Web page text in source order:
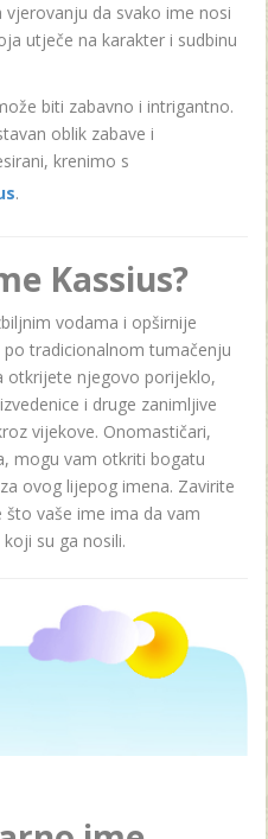
da svako ime nosi
utječe na karakter i sudbinu
biti zabavno i intrigantno.
oblik zabave i
krenimo s
.
Kassius?
vodama i opširnije
tradicionalnom tumačenju
otkrijete njegovo porijeklo,
i druge zanimljive
vijekove. Onomastičari,
mogu vam otkriti bogatu
ovog lijepog imena. Zavirite
vaše ime ima da vam
su ga nosili.